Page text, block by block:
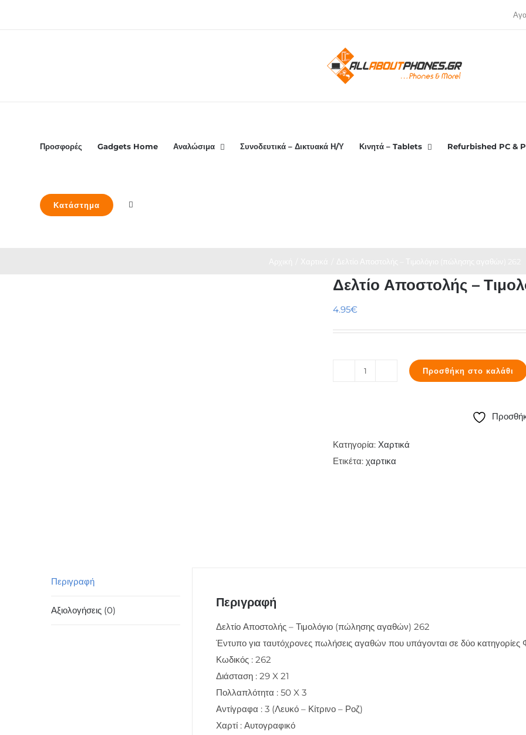
Προσφορές Gadgets Home Αναλώσιμα Συνοδευτικά – Δικτυακά Η/Υ Κινητά – Tablets Refurbished PC &
Κατάστημα
Δελτίο Αποστολής –
4.95€
(πώλησης
αγαθών)
Προσθήκη στο καλάθι
Κατηγορία: Χαρτικά
Ετικέτα: χαρτικα
Περιγραφή
Αξιολογήσεις (0)
Περιγραφή
Δελτίο Αποστολής – Τιμολόγιο (πώλησης αγαθών) 262
Έντυπο για ταυτόχρονες πωλήσεις αγαθών που υπάγονται σε δύο
Κωδικός : 262
Διάσταση : 29 X 21
Πολλαπλότητα : 50 X 3
Αντίγραφα : 3 (Λευκό – Κίτρινο – Ροζ)
Χαρτί : Αυτογραφικό